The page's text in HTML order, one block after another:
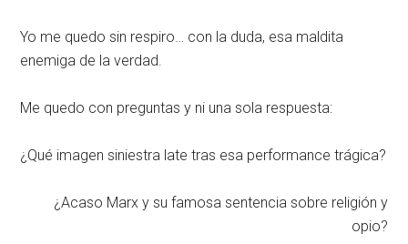
Yo me quedo sin respiro… con la duda, esa maldita
enemiga de la verdad.
Me quedo con preguntas y ni una sola respuesta:
¿Qué imagen siniestra late tras esa performance trágica?
¿Acaso Marx y su famosa sentencia sobre religión y
opio?